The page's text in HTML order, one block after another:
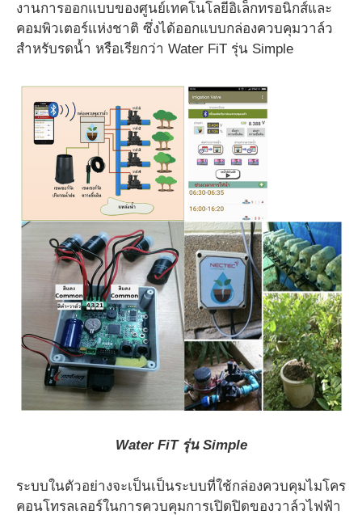
งานการออกแบบของศูนย์เทคโนโลยีอิเล็กทรอนิกส์และ
คอมพิวเตอร์แห่งชาติ ซึ่งได้ออกแบบกล่องควบคุมวาล์ว
สำหรับรดน้ำ หรือเรียกว่า Water FiT รุ่น Simple
Water FiT รุ่น Simple
ระบบในตัวอย่างจะเป็นเป็นระบบที่ใช้กล่องควบคุมไมโคร
คอนโทรลเลอร์ในการควบคุมการเปิดปิดของวาล์วไฟฟ้า